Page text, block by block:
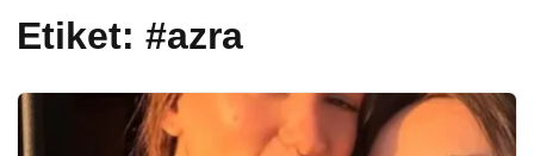
Etiket: #azra